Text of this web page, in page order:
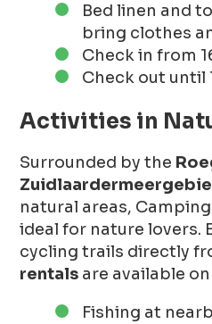
Bed linen and
bring clothes
Check in from
Check out until
Activities in
Surrounded by the
natural areas,
ideal for nature lovers.
cycling trails directly
rentals are available
Fishing at